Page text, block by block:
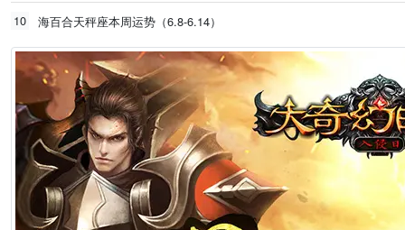
10 海百合天秤座本周运势（6.8-6.14）